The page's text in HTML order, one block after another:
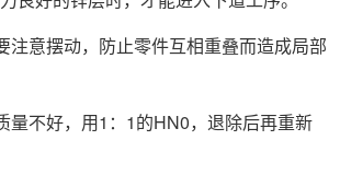
注意摆动，防止零件互相重叠而造成局部
量不好，用1：1的HN0，退除后再重新